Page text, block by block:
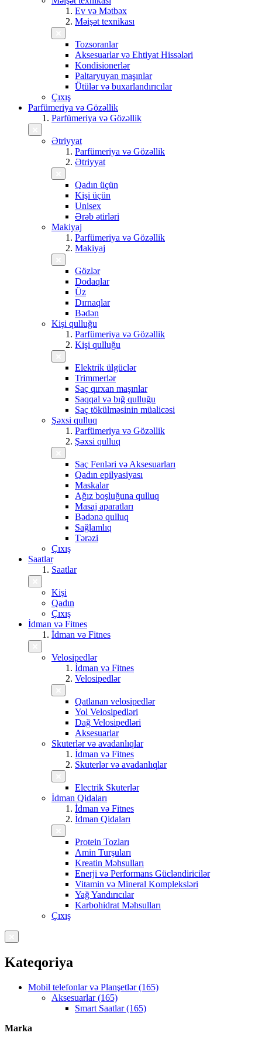
Ev və Mətbəx
Məişət texnikası
Tozsoranlar
Aksesuarlar və Ehtiyat Hissələri
Kondisionerlər
Paltaryuyan maşınlar
Ütülər və buxarlandırıcılar
Çıxış
Parfümeriya və Gözəllik
Parfümeriya və Gözəllik
Ətriyyat
Parfümeriya və Gözəllik
Ətriyyat
Qadın üçün
Kişi üçün
Unisex
Ərəb ətirləri
Makiyaj
Parfümeriya və Gözəllik
Makiyaj
Gözlər
Dodaqlar
Üz
Dırnaqlar
Bədən
Kişi qulluğu
Parfümeriya və Gözəllik
Kişi qulluğu
Elektrik ülgüclər
Trimmerlər
Saç qırxan maşınlar
Saqqal və bığ qulluğu
Saç tökülməsinin müalicəsi
Şəxsi qulluq
Parfümeriya və Gözəllik
Şəxsi qulluq
Saç Fenləri və Aksesuarları
Qadın epilyasiyası
Maskalar
Ağız boşluğuna qulluq
Masaj aparatları
Bədənə qulluq
Sağlamlıq
Tərəzi
Çıxış
Saatlar
Saatlar
Kişi
Qadın
Çıxış
İdman və Fitnes
İdman və Fitnes
Velosipedlər
İdman və Fitnes
Velosipedlər
Qatlanan velosipedlər
Yol Velosipedləri
Dağ Velosipedləri
Aksesuarlar
Skuterlər və avadanlıqlar
İdman və Fitnes
Skuterlər və avadanlıqlar
Electrik Skuterlər
İdman Qidaları
İdman və Fitnes
İdman Qidaları
Protein Tozları
Amin Turşuları
Kreatin Məhsulları
Enerji və Performans Gücləndiricilər
Vitamin və Mineral Kompleksləri
Yağ Yandırıcılar
Karbohidrat Məhsulları
Çıxış
Kateqoriya
Mobil telefonlar və Planşetlər (165)
Aksesuarlar (165)
Smart Saatlar (165)
Marka